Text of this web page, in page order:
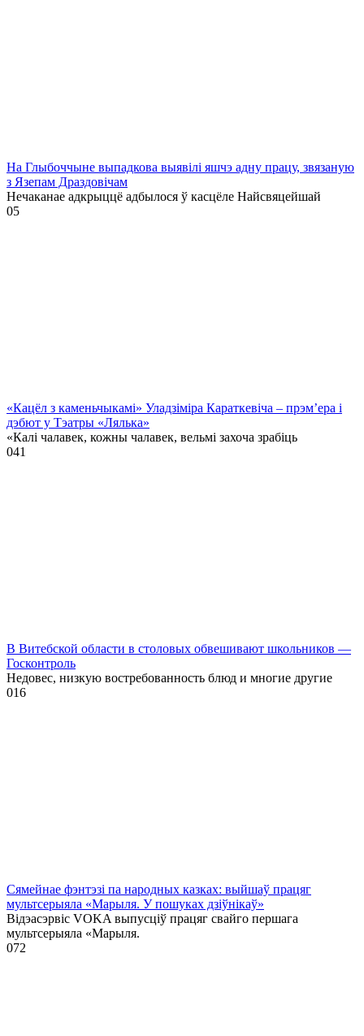
На Глыбоччыне выпадкова выявілі яшчэ адну працу, звязаную
з Язепам Драздовічам
Нечаканае адкрыццё адбылося ў касцёле Найсвяцейшай
05
«Кацёл з каменьчыкамі» Уладзіміра Караткевіча – прэм’ера і
дэбют у Тэатры «Лялька»
«Калі чалавек, кожны чалавек, вельмі захоча зрабіць
041
В Витебской области в столовых обвешивают школьников —
Госконтроль
Недовес, низкую востребованность блюд и многие другие
016
Сямейнае фэнтэзі па народных казках: выйшаў працяг
мультсерыяла «Марыля. У пошуках дзіўнікаў»
Відэасэрвіс VOKA выпусціў працяг свайго першага
мультсерыяла «Марыля.
072